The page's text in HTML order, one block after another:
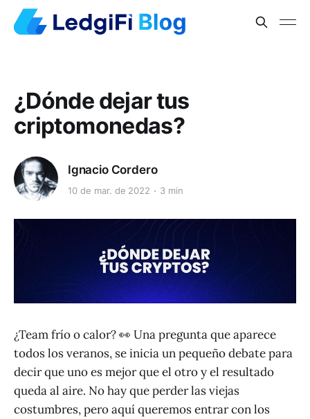
¿Dónde dejar tus
criptomonedas?
Ignacio Cordero
10 de mar. de 2022 3 min
¿Team frío o calor? 👀 Una pregunta que aparece
todos los veranos, se inicia un pequeño debate para
decir que uno es mejor que el otro y el resultado
queda al aire. No hay que perder las viejas
costumbres, pero aquí queremos entrar con los